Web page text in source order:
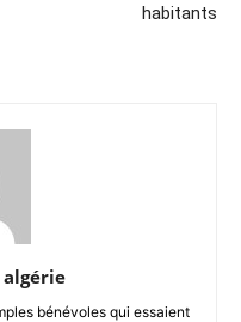
habitants
algérie
bénévoles qui essaient